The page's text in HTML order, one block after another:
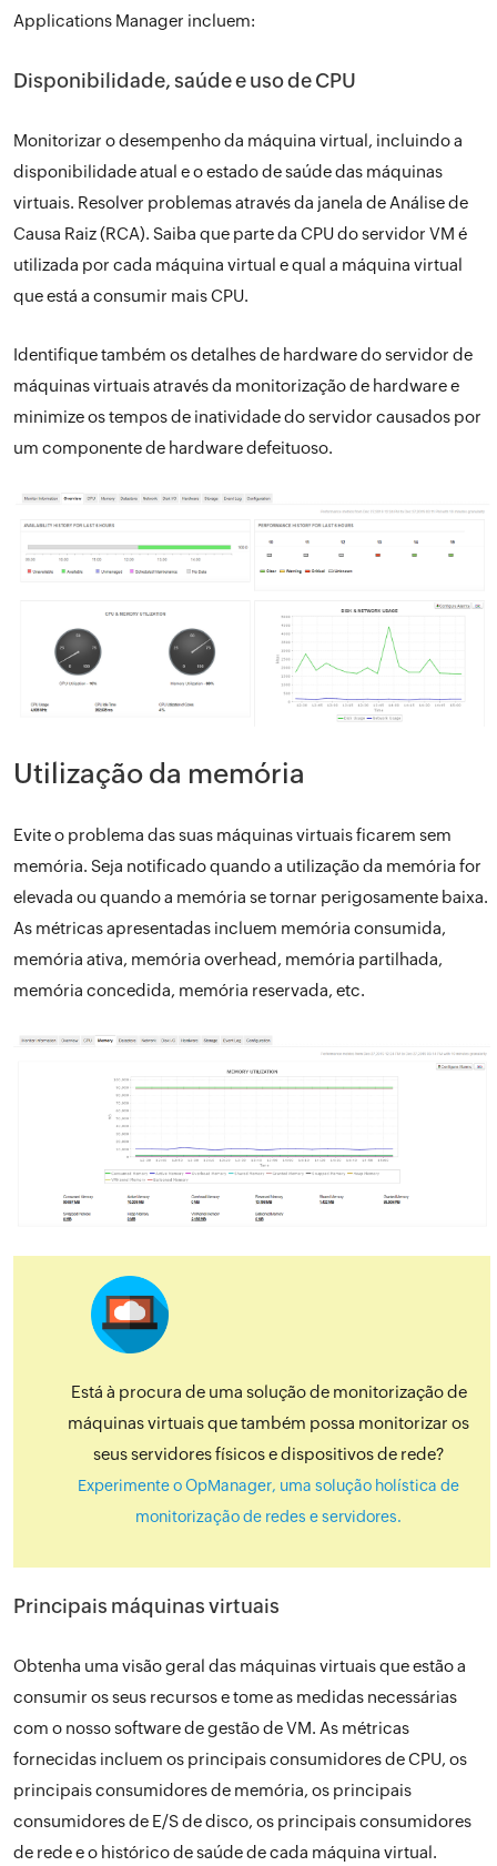
Applications Manager incluem:
Disponibilidade, saúde e uso de CPU
Monitorizar o desempenho da máquina virtual, incluindo a
disponibilidade atual e o estado de saúde das máquinas
virtuais. Resolver problemas através da janela de Análise de
Causa Raiz (RCA). Saiba que parte da CPU do servidor VM é
utilizada por cada máquina virtual e qual a máquina virtual
que está a consumir mais CPU.
Identifique também os detalhes de hardware do servidor de
máquinas virtuais através da monitorização de hardware e
minimize os tempos de inatividade do servidor causados por
um componente de hardware defeituoso.
Utilização da memória
Evite o problema das suas máquinas virtuais ficarem sem
memória. Seja notificado quando a utilização da memória for
elevada ou quando a memória se tornar perigosamente baixa.
As métricas apresentadas incluem memória consumida,
memória ativa, memória overhead, memória partilhada,
memória concedida, memória reservada, etc.
Está à procura de uma solução de monitorização de
máquinas virtuais que também possa monitorizar os
seus servidores físicos e dispositivos de rede?
Experimente o OpManager, uma solução holística de
monitorização de redes e servidores.
Principais máquinas virtuais
Obtenha uma visão geral das máquinas virtuais que estão a
consumir os seus recursos e tome as medidas necessárias
com o nosso software de gestão de VM. As métricas
fornecidas incluem os principais consumidores de CPU, os
principais consumidores de memória, os principais
consumidores de E/S de disco, os principais consumidores
de rede e o histórico de saúde de cada máquina virtual.